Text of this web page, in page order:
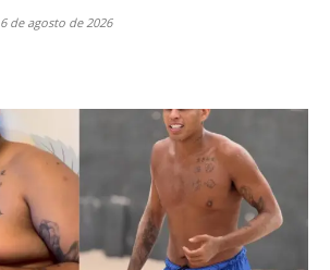
6 de agosto de 2026